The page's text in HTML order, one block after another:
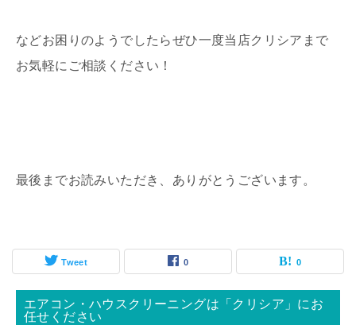
などお困りのようでしたらぜひ一度当店クリシアまで
お気軽にご相談ください！
最後までお読みいただき、ありがとうございます。
Tweet 0 0
エアコン・ハウスクリーニングは「クリシア」にお
任せください